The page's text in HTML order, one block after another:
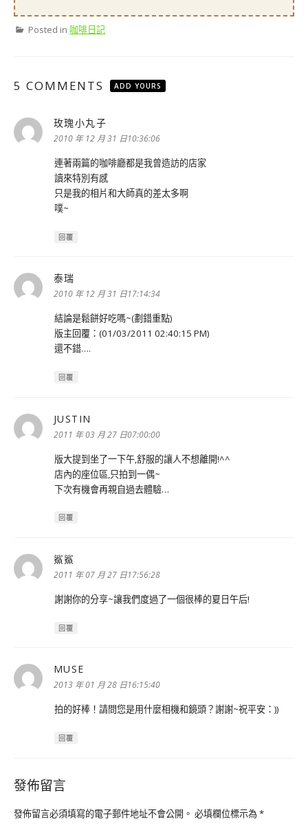
Posted in 咖啡日記
5 COMMENTS ADD YOURS
玫瑰小丸子
示:
2010 年 12 月 31 日10:36:06
連著兩篇的咖啡廳都是我曾造訪的店家
讀來特別有感
只是我的相片和大師真的差太多啊
噗~
回覆
泰瑞
示:
2010 年 12 月 31 日17:14:34
結論是鬆餅好吃嗎~(劃錯重點)
版主回覆：(01/03/2011 02:40:15 PM)
還不錯….
回覆
JUSTIN
示:
2011 年 03 月 27 日07:00:00
版大提到坐了一下午,舒服的讓人不想離開!^^
店內的座位區,只拍到一偶~
下次有機會再親自過去體驗…
回覆
鯊鯊
示:
2011 年 07 月 27 日17:56:28
謝謝你的分享~讓我們度過了一個很棒的夏日午后!
回覆
MUSE
示:
2013 年 01 月 28 日16:15:40
拍的好棒！請問您是用什麼相機和鏡頭？謝謝~祝平安：))
回覆
發佈留言
發佈留言必須填寫的電子郵件地址不會公開。 必填欄位標示為*